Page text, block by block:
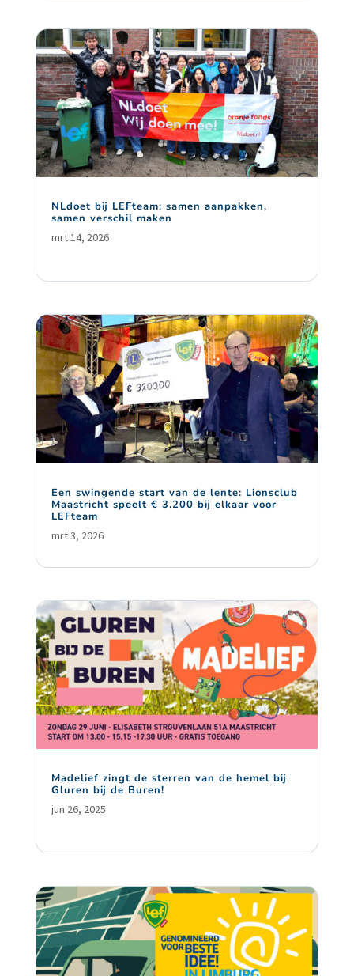
NLdoet bij LEFteam: samen aanpakken,
samen verschil maken
mrt 14, 2026
Een swingende start van de lente: Lionsclub
Maastricht speelt € 3.200 bij elkaar voor
LEFteam
mrt 3, 2026
Madelief zingt de sterren van de hemel bij
Gluren bij de Buren!
jun 26, 2025